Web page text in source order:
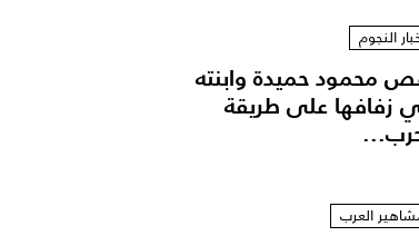
النجوم
محمود حميدة وابنته
زفافها على طريقة
العرب